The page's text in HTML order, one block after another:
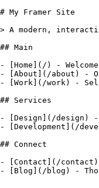
# My Framer Site
> A modern,
## Main
- [Home](/) - Welcome
- [About](/about) -
- [Work](/work) -
## Services
- [Design](/design) -
- [Development](/
## Connect
- [Contact](/
- [Blog](/blog) -